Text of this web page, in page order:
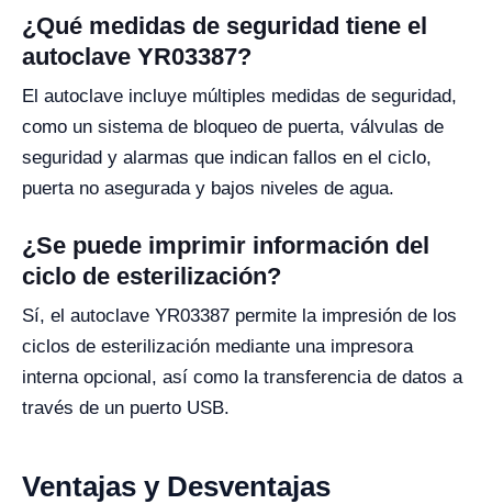
¿Qué medidas de seguridad tiene el
autoclave YR03387?
El autoclave incluye múltiples medidas de seguridad,
como un sistema de bloqueo de puerta, válvulas de
seguridad y alarmas que indican fallos en el ciclo,
puerta no asegurada y bajos niveles de agua.
¿Se puede imprimir información del
ciclo de esterilización?
Sí, el autoclave YR03387 permite la impresión de los
ciclos de esterilización mediante una impresora
interna opcional, así como la transferencia de datos a
través de un puerto USB.
Ventajas y Desventajas